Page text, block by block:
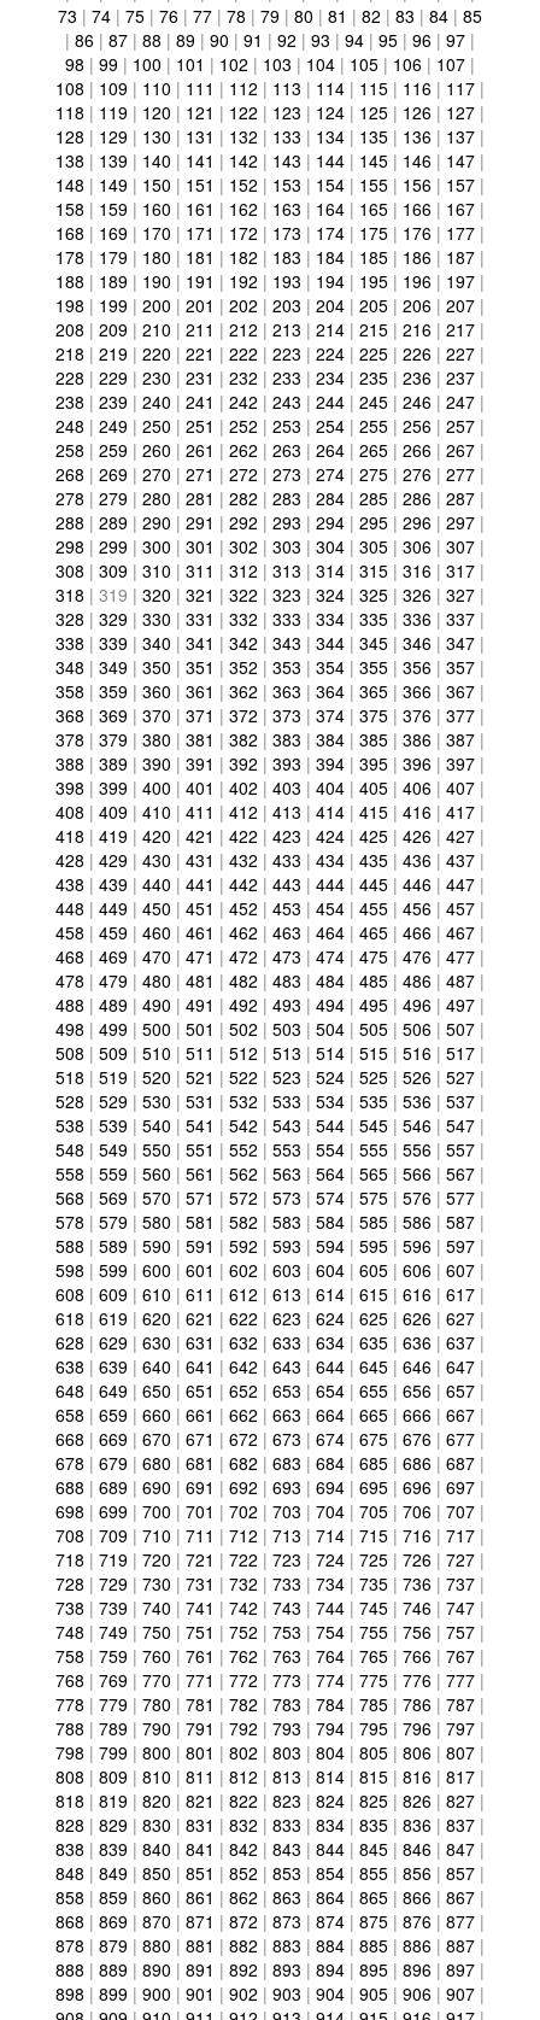
73 | 74 | 75 | 76 | 77 | 78 | 79 | 80 | 81 | 82 | 83 | 84 | 85
| 86 | 87 | 88 | 89 | 90 | 91 | 92 | 93 | 94 | 95 | 96 | 97 |
98 | 99 | 100 | 101 | 102 | 103 | 104 | 105 | 106 | 107 |
108 | 109 | 110 | 111 | 112 | 113 | 114 | 115 | 116 | 117 |
118 | 119 | 120 | 121 | 122 | 123 | 124 | 125 | 126 | 127 |
128 | 129 | 130 | 131 | 132 | 133 | 134 | 135 | 136 | 137 |
138 | 139 | 140 | 141 | 142 | 143 | 144 | 145 | 146 | 147 |
148 | 149 | 150 | 151 | 152 | 153 | 154 | 155 | 156 | 157 |
158 | 159 | 160 | 161 | 162 | 163 | 164 | 165 | 166 | 167 |
168 | 169 | 170 | 171 | 172 | 173 | 174 | 175 | 176 | 177 |
178 | 179 | 180 | 181 | 182 | 183 | 184 | 185 | 186 | 187 |
188 | 189 | 190 | 191 | 192 | 193 | 194 | 195 | 196 | 197 |
198 | 199 | 200 | 201 | 202 | 203 | 204 | 205 | 206 | 207 |
208 | 209 | 210 | 211 | 212 | 213 | 214 | 215 | 216 | 217 |
218 | 219 | 220 | 221 | 222 | 223 | 224 | 225 | 226 | 227 |
228 | 229 | 230 | 231 | 232 | 233 | 234 | 235 | 236 | 237 |
238 | 239 | 240 | 241 | 242 | 243 | 244 | 245 | 246 | 247 |
248 | 249 | 250 | 251 | 252 | 253 | 254 | 255 | 256 | 257 |
258 | 259 | 260 | 261 | 262 | 263 | 264 | 265 | 266 | 267 |
268 | 269 | 270 | 271 | 272 | 273 | 274 | 275 | 276 | 277 |
278 | 279 | 280 | 281 | 282 | 283 | 284 | 285 | 286 | 287 |
288 | 289 | 290 | 291 | 292 | 293 | 294 | 295 | 296 | 297 |
298 | 299 | 300 | 301 | 302 | 303 | 304 | 305 | 306 | 307 |
308 | 309 | 310 | 311 | 312 | 313 | 314 | 315 | 316 | 317 |
318 | 319 | 320 | 321 | 322 | 323 | 324 | 325 | 326 | 327 |
328 | 329 | 330 | 331 | 332 | 333 | 334 | 335 | 336 | 337 |
338 | 339 | 340 | 341 | 342 | 343 | 344 | 345 | 346 | 347 |
348 | 349 | 350 | 351 | 352 | 353 | 354 | 355 | 356 | 357 |
358 | 359 | 360 | 361 | 362 | 363 | 364 | 365 | 366 | 367 |
368 | 369 | 370 | 371 | 372 | 373 | 374 | 375 | 376 | 377 |
378 | 379 | 380 | 381 | 382 | 383 | 384 | 385 | 386 | 387 |
388 | 389 | 390 | 391 | 392 | 393 | 394 | 395 | 396 | 397 |
398 | 399 | 400 | 401 | 402 | 403 | 404 | 405 | 406 | 407 |
408 | 409 | 410 | 411 | 412 | 413 | 414 | 415 | 416 | 417 |
418 | 419 | 420 | 421 | 422 | 423 | 424 | 425 | 426 | 427 |
428 | 429 | 430 | 431 | 432 | 433 | 434 | 435 | 436 | 437 |
438 | 439 | 440 | 441 | 442 | 443 | 444 | 445 | 446 | 447 |
448 | 449 | 450 | 451 | 452 | 453 | 454 | 455 | 456 | 457 |
458 | 459 | 460 | 461 | 462 | 463 | 464 | 465 | 466 | 467 |
468 | 469 | 470 | 471 | 472 | 473 | 474 | 475 | 476 | 477 |
478 | 479 | 480 | 481 | 482 | 483 | 484 | 485 | 486 | 487 |
488 | 489 | 490 | 491 | 492 | 493 | 494 | 495 | 496 | 497 |
498 | 499 | 500 | 501 | 502 | 503 | 504 | 505 | 506 | 507 |
508 | 509 | 510 | 511 | 512 | 513 | 514 | 515 | 516 | 517 |
518 | 519 | 520 | 521 | 522 | 523 | 524 | 525 | 526 | 527 |
528 | 529 | 530 | 531 | 532 | 533 | 534 | 535 | 536 | 537 |
538 | 539 | 540 | 541 | 542 | 543 | 544 | 545 | 546 | 547 |
548 | 549 | 550 | 551 | 552 | 553 | 554 | 555 | 556 | 557 |
558 | 559 | 560 | 561 | 562 | 563 | 564 | 565 | 566 | 567 |
568 | 569 | 570 | 571 | 572 | 573 | 574 | 575 | 576 | 577 |
578 | 579 | 580 | 581 | 582 | 583 | 584 | 585 | 586 | 587 |
588 | 589 | 590 | 591 | 592 | 593 | 594 | 595 | 596 | 597 |
598 | 599 | 600 | 601 | 602 | 603 | 604 | 605 | 606 | 607 |
608 | 609 | 610 | 611 | 612 | 613 | 614 | 615 | 616 | 617 |
618 | 619 | 620 | 621 | 622 | 623 | 624 | 625 | 626 | 627 |
628 | 629 | 630 | 631 | 632 | 633 | 634 | 635 | 636 | 637 |
638 | 639 | 640 | 641 | 642 | 643 | 644 | 645 | 646 | 647 |
648 | 649 | 650 | 651 | 652 | 653 | 654 | 655 | 656 | 657 |
658 | 659 | 660 | 661 | 662 | 663 | 664 | 665 | 666 | 667 |
668 | 669 | 670 | 671 | 672 | 673 | 674 | 675 | 676 | 677 |
678 | 679 | 680 | 681 | 682 | 683 | 684 | 685 | 686 | 687 |
688 | 689 | 690 | 691 | 692 | 693 | 694 | 695 | 696 | 697 |
698 | 699 | 700 | 701 | 702 | 703 | 704 | 705 | 706 | 707 |
708 | 709 | 710 | 711 | 712 | 713 | 714 | 715 | 716 | 717 |
718 | 719 | 720 | 721 | 722 | 723 | 724 | 725 | 726 | 727 |
728 | 729 | 730 | 731 | 732 | 733 | 734 | 735 | 736 | 737 |
738 | 739 | 740 | 741 | 742 | 743 | 744 | 745 | 746 | 747 |
748 | 749 | 750 | 751 | 752 | 753 | 754 | 755 | 756 | 757 |
758 | 759 | 760 | 761 | 762 | 763 | 764 | 765 | 766 | 767 |
768 | 769 | 770 | 771 | 772 | 773 | 774 | 775 | 776 | 777 |
778 | 779 | 780 | 781 | 782 | 783 | 784 | 785 | 786 | 787 |
788 | 789 | 790 | 791 | 792 | 793 | 794 | 795 | 796 | 797 |
798 | 799 | 800 | 801 | 802 | 803 | 804 | 805 | 806 | 807 |
808 | 809 | 810 | 811 | 812 | 813 | 814 | 815 | 816 | 817 |
818 | 819 | 820 | 821 | 822 | 823 | 824 | 825 | 826 | 827 |
828 | 829 | 830 | 831 | 832 | 833 | 834 | 835 | 836 | 837 |
838 | 839 | 840 | 841 | 842 | 843 | 844 | 845 | 846 | 847 |
848 | 849 | 850 | 851 | 852 | 853 | 854 | 855 | 856 | 857 |
858 | 859 | 860 | 861 | 862 | 863 | 864 | 865 | 866 | 867 |
868 | 869 | 870 | 871 | 872 | 873 | 874 | 875 | 876 | 877 |
878 | 879 | 880 | 881 | 882 | 883 | 884 | 885 | 886 | 887 |
888 | 889 | 890 | 891 | 892 | 893 | 894 | 895 | 896 | 897 |
898 | 899 | 900 | 901 | 902 | 903 | 904 | 905 | 906 | 907 |